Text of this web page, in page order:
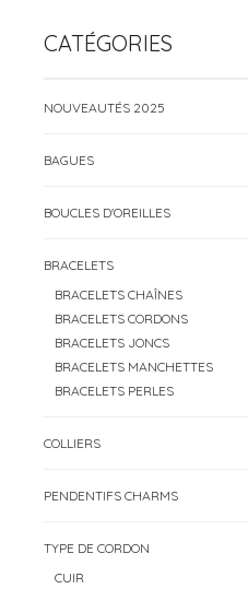
CATÉGORIES
NOUVEAUTÉS 2025
BAGUES
BOUCLES D'OREILLES
BRACELETS
BRACELETS CHAÎNES
BRACELETS CORDONS
BRACELETS JONCS
BRACELETS MANCHETTES
BRACELETS PERLES
COLLIERS
PENDENTIFS CHARMS
TYPE DE CORDON
CUIR